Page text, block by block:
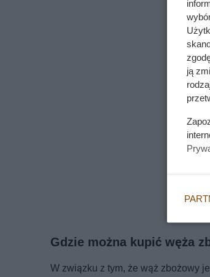
Gdzie można kupić węża
W związku z tym, że wąż zbożowy
ją